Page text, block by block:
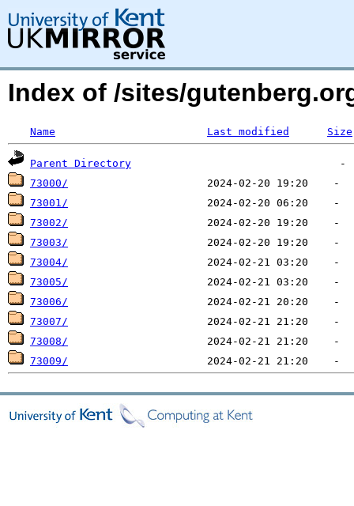
Index of /sites/
Name Last modified Size
Parent Directory
73000/
73001/
73002/
73003/
73004/
73005/
73006/
73007/
73008/
73009/